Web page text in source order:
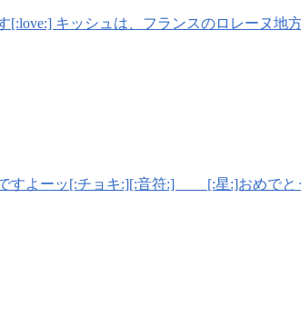
[:love:] キッシュは、フランスのロレーヌ
よーッ[:チョキ:][:音符:] [:星:]おめでと